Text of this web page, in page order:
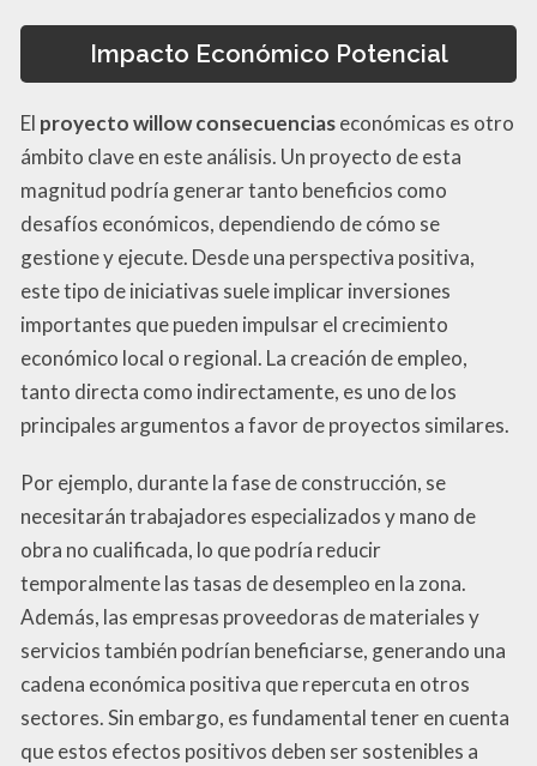
Impacto Económico Potencial
El proyecto willow consecuenciaseconómicas es otro
ámbito clave en este análisis. Un proyecto de esta
magnitud podría generar tanto beneficios como
desafíos económicos, dependiendo de cómo se
gestione y ejecute. Desde una perspectiva positiva,
este tipo de iniciativas suele implicar inversiones
importantes que pueden impulsar el crecimiento
económico local o regional. La creación de empleo,
tanto directa como indirectamente, es uno de los
principales argumentos a favor de proyectos similares.
Por ejemplo, durante la fase de construcción, se
necesitarán trabajadores especializados y mano de
obra no cualificada, lo que podría reducir
temporalmente las tasas de desempleo en la zona.
Además, las empresas proveedoras de materiales y
servicios también podrían beneficiarse, generando una
cadena económica positiva que repercuta en otros
sectores. Sin embargo, es fundamental tener en cuenta
que estos efectos positivos deben ser sostenibles a